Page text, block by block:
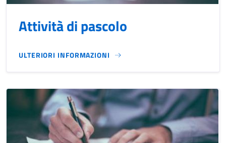
Attività di pascolo
ULTERIORI INFORMAZIONI